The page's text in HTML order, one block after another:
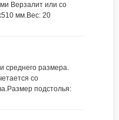
Верзалит или со
мм.Вес: 20
среднего размера.
со
подстолья: